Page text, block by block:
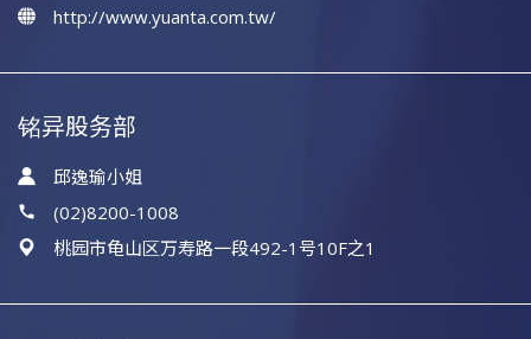
http://www.yuanta.com.tw/
铭异股务部
邱逸瑜小姐
(02)8200-1008
桃园市龟山区万寿路一段492-1号10F之1